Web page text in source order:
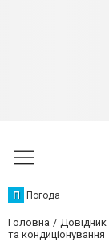
П Погода
Головна Довідник
та кондиціонування